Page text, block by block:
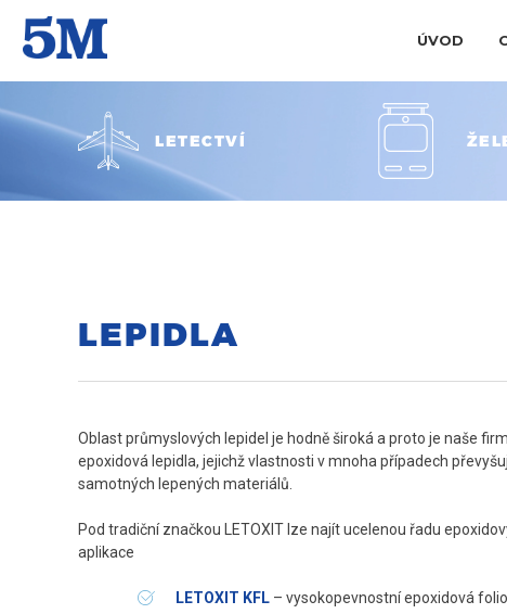
ÚVOD
LETECTVÍ
LEPIDLA
Oblast průmyslových lepidel je hodně široká a proto je naše
epoxidová lepidla, jejichž vlastnosti v mnoha případech
samotných lepených materiálů.
Pod tradiční značkou LETOXIT lze najít ucelenou řadu
aplikace
LETOXIT KFL – vysokopevnostní epoxidová